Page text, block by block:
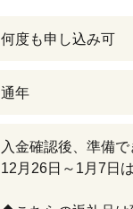
何度も申し込み可
通年
入金確認後、準備で
12月26日～1月7日